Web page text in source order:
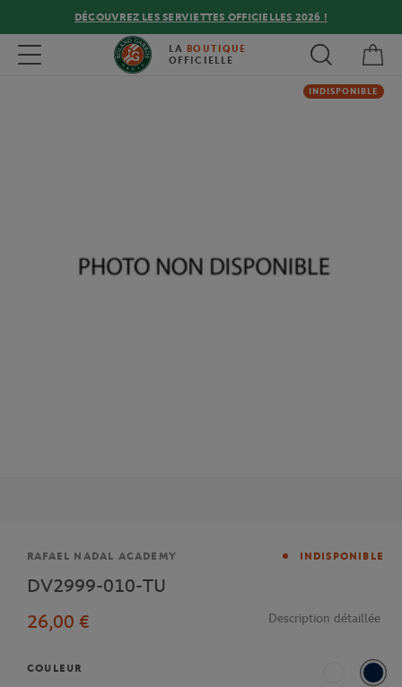
DÉCOUVREZ LES SERVIETTES OFFICIELLES 2026 !
Toggle navigation LA BOUTIQUE
OFFICIELLE
INDISPONIBLE
Marque
RAFAEL NADAL ACADEMY INDISPONIBLE
DV2999-010-TU
26,00 €
Description détaillée
COULEUR
Blanc